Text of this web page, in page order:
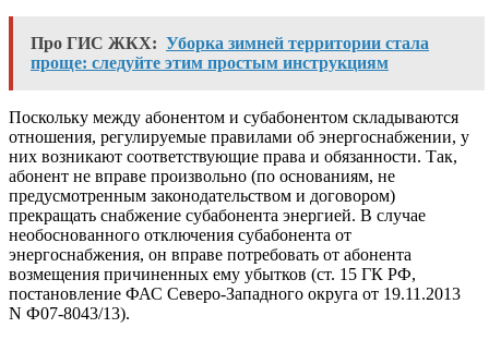
Про ГИС ЖКХ: Уборка зимней территории стала
проще: следуйте этим простым инструкциям
Поскольку между абонентом и субабонентом складываются
отношения, регулируемые правилами об энергоснабжении, у
них возникают соответствующие права и обязанности. Так,
абонент не вправе произвольно (по основаниям, не
предусмотренным законодательством и договором)
прекращать снабжение субабонента энергией. В случае
необоснованного отключения субабонента от
энергоснабжения, он вправе потребовать от абонента
возмещения причиненных ему убытков (ст. 15 ГК РФ,
постановление ФАС Северо-Западного округа от 19.11.2013
N Ф07-8043/13).